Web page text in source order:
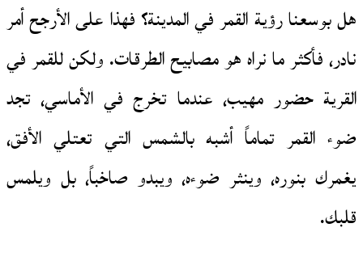
هل بوسعنا رؤية القمر في المدينة؟ فهذا على الأرجح أمر
نادر، فأكثر ما نراه هو مصابيح الطرقات. ولكن للقمر في
القرية حضور مهيب، عندما تخرج في الأماسي، تجد
ضوء القمر تماماً أشبه بالشمس التي تعتلي الأفق،
يغمرك بنوره، وينثر ضوءه، ويبدو صاخباً، بل ويلمس
قلبك.